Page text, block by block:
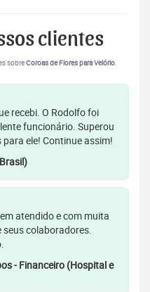
clientes
sobreCoroas de Flores para Velório.
recebi. O Rodolfo foi
funcionário. Superou
ele! Continue assim!
atendido e com muita
seus colaboradores.
- Financeiro (Hospital e